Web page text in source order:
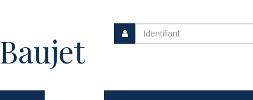
Baujet